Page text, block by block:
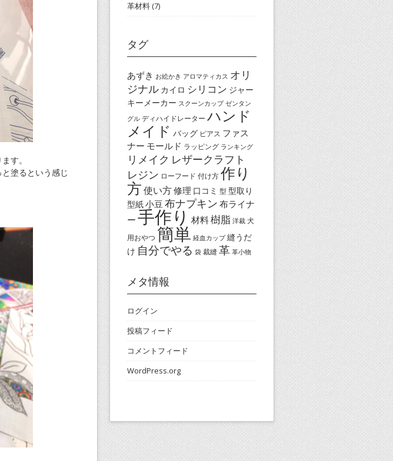
す。
塗るという感じ
革材料(7)
タグ
あずき お絵かき アロマティカス オリ
ジナル カイロ シリコン ジャー
キーメーカー スクーンカップ ゼンタン
グル ディハイドレーター ハンド
メイド バッグ ピアス ファス
ナー モールド ラッピング ランキング
リメイク レザークラフト
レジン ローフード 付け方作り
方使い方修理 口コミ 型 型取り
型紙小豆 布ナプキン 布ライナ
ー 手作り 材料樹脂 洋裁 犬
用おやつ 簡単 経血カップ 縫うだ
け 自分でやる 袋 裁縫革 革小物
メタ情報
ログイン
投稿フィード
コメントフィード
WordPress.org